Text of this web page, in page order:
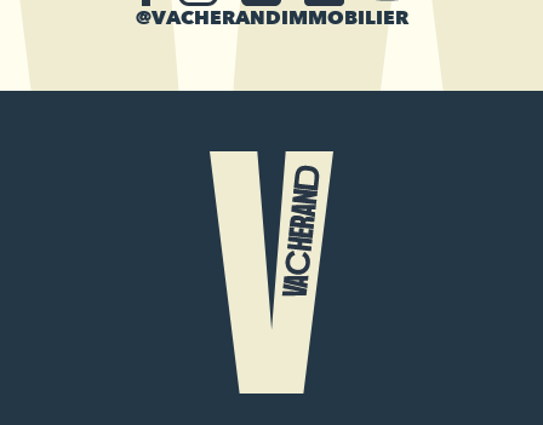
@VACHERANDIMMOBILIER